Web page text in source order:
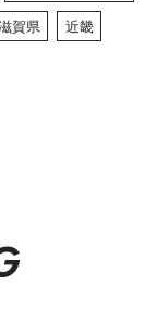
賀県 近畿